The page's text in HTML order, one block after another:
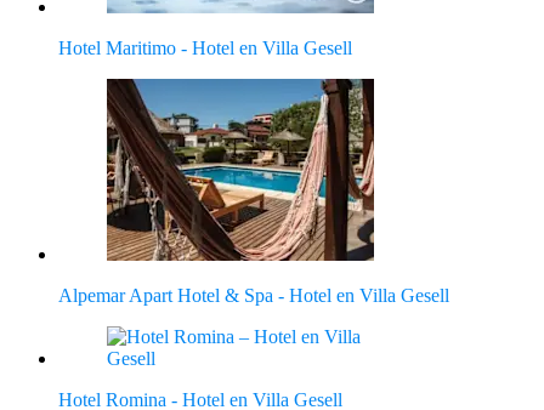
Hotel Maritimo - Hotel en Villa Gesell
Alpemar Apart Hotel & Spa - Hotel en Villa Gesell
Hotel Romina - Hotel en Villa Gesell